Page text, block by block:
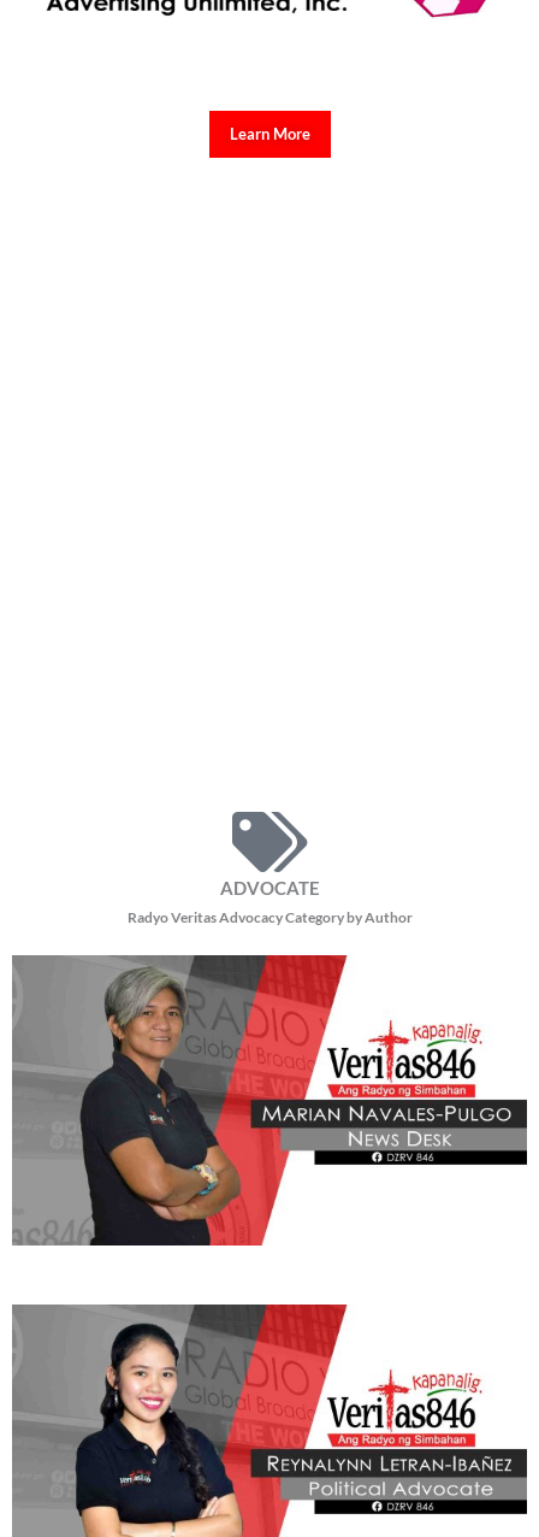
Learn More
ADVOCATE
Radyo Veritas Advocacy Category by Author